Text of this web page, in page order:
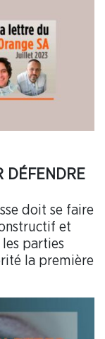
DÉFENDRE
doit se faire
et
parties
la première